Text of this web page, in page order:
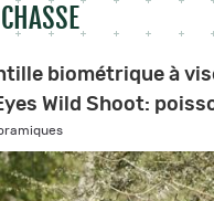
biométrique à
Wild Shoot: